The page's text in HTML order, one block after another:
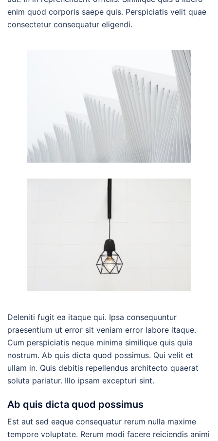
enim quod corporis saepe quis. Perspiciatis velit quae
consectetur consequatur eligendi.
Deleniti fugit ea itaque qui. Ipsa consequuntur
praesentium ut error sit veniam error labore itaque.
Cum perspiciatis neque minima similique quis quia
nostrum. Ab quis dicta quod possimus. Qui velit et
ullam in. Quis debitis repellendus architecto quaerat
soluta pariatur. Illo ipsam excepturi sint.
Ab quis dicta quod possimus
Est aut sed eaque consequatur rerum nulla maxime
tempore voluptate. Rerum modi facere reiciendis animi